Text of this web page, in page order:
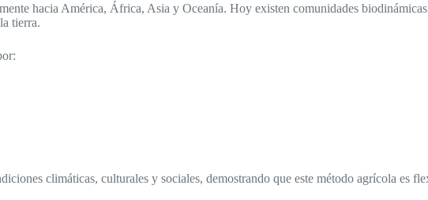
hacia América, África, Asia y Oceanía. Hoy existen comunidades
tierra.
climáticas, culturales y sociales, demostrando que este método agrícola es